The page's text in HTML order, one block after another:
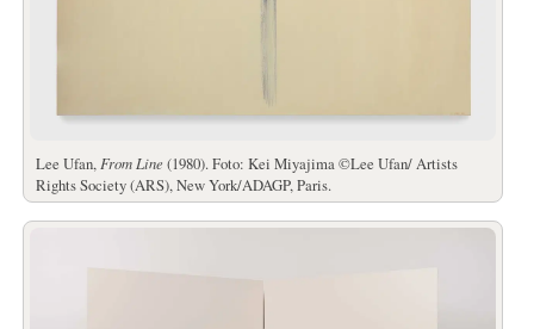
Lee Ufan, From Line (1980). Foto: Kei Miyajima ©Lee Ufan/ Artists
Rights Society (ARS), New York/ADAGP, Paris.